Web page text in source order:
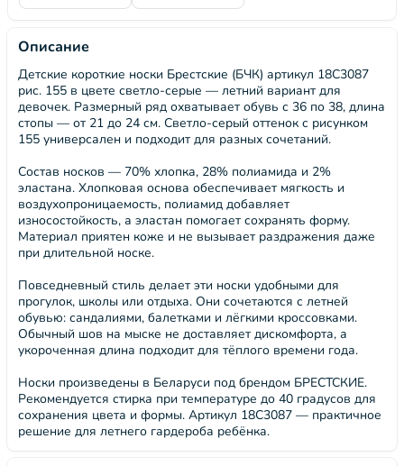
Описание
Детские короткие носки Брестские (БЧК) артикул 18С3087
рис. 155 в цвете светло-серые — летний вариант для
девочек. Размерный ряд охватывает обувь с 36 по 38, длина
стопы — от 21 до 24 см. Светло-серый оттенок с рисунком
155 универсален и подходит для разных сочетаний.
Состав носков — 70% хлопка, 28% полиамида и 2%
эластана. Хлопковая основа обеспечивает мягкость и
воздухопроницаемость, полиамид добавляет
износостойкость, а эластан помогает сохранять форму.
Материал приятен коже и не вызывает раздражения даже
при длительной носке.
Повседневный стиль делает эти носки удобными для
прогулок, школы или отдыха. Они сочетаются с летней
обувью: сандалиями, балетками и лёгкими кроссовками.
Обычный шов на мыске не доставляет дискомфорта, а
укороченная длина подходит для тёплого времени года.
Носки произведены в Беларуси под брендом БРЕСТСКИЕ.
Рекомендуется стирка при температуре до 40 градусов для
сохранения цвета и формы. Артикул 18С3087 — практичное
решение для летнего гардероба ребёнка.